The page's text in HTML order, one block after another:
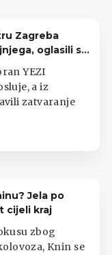
Zagreba
oglasili se
YEZI
a iz
zatvaranje
Jela po
cijeli kraj
zbog
Knin se